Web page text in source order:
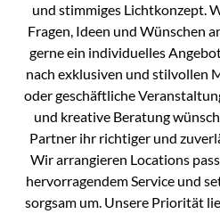
und stimmiges Lichtkonzept.
Fragen, Ideen und Wünschen
gerne ein individuelles
nach exklusiven und stilvollen
oder geschäftliche
und kreative Beratung
Partner ihr richtiger und
Wir arrangieren Locations
hervorragendem Service und
sorgsam um. Unsere Priorität